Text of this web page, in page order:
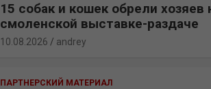
15 собак и кошек обрели хозяев
смоленской выставке-раздаче
10.08.2026 andrey
ПАРТНЕРСКИЙ МАТЕРИАЛ